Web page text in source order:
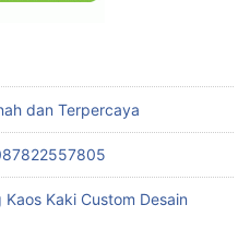
dan Terpercaya
Kaki Custom Desain